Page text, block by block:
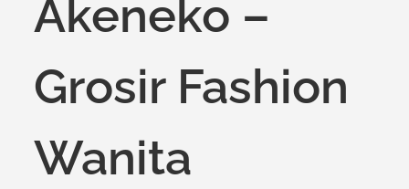
Akeneko –
Grosir Fashion
Wanita